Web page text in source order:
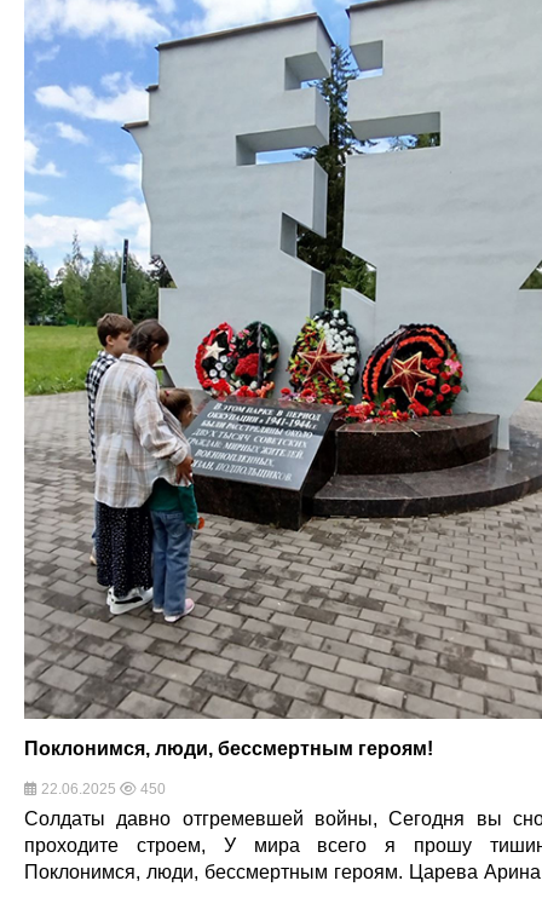
Поклонимся, люди, бессмертным героям!
22.06.2025 450
Солдаты давно отгремевшей войны, Сегодня вы
проходите строем, У мира всего я прошу
Поклонимся, люди, бессмертным героям. Царева